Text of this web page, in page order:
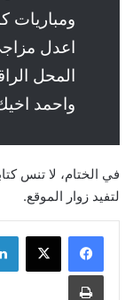
ومباريات
اعدل
المحل
واحمد
في الختام، لا تنس
لتفيد زوار الموقع.
طباعة